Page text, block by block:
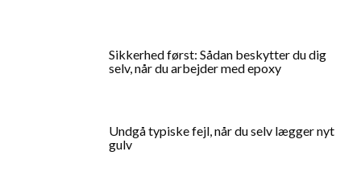
Sikkerhed først: Sådan beskytter du dig
selv, når du arbejder med epoxy
Undgå typiske fejl, når du selv lægger nyt
gulv